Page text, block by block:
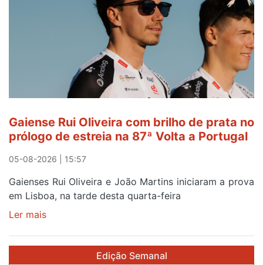
Gaiense Rui Oliveira com brilho de prata no
prólogo de estreia na 87ª Volta a Portugal
05-08-2026 | 15:57
Gaienses Rui Oliveira e João Martins iniciaram a prova
em Lisboa, na tarde desta quarta-feira
Ler mais
Edição Semanal